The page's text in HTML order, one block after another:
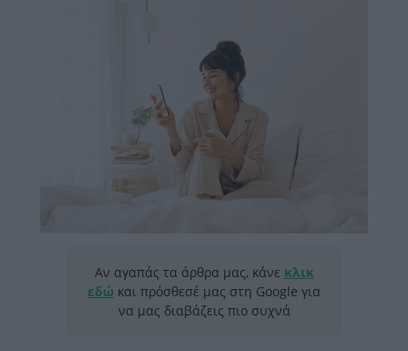
Αν αγαπάς τα άρθρα μας, κάνε κλικ
εδώ και πρόσθεσέ μας στη Google για
να μας διαβάζεις πιο συχνά